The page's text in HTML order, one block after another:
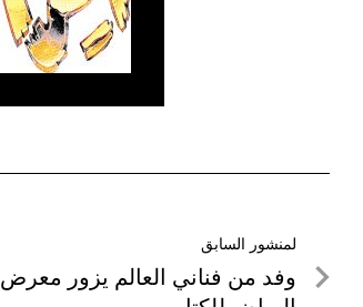
تصفّح
لمنشور السابق
لمنشور
وفد من فناني العالم يزور معرض